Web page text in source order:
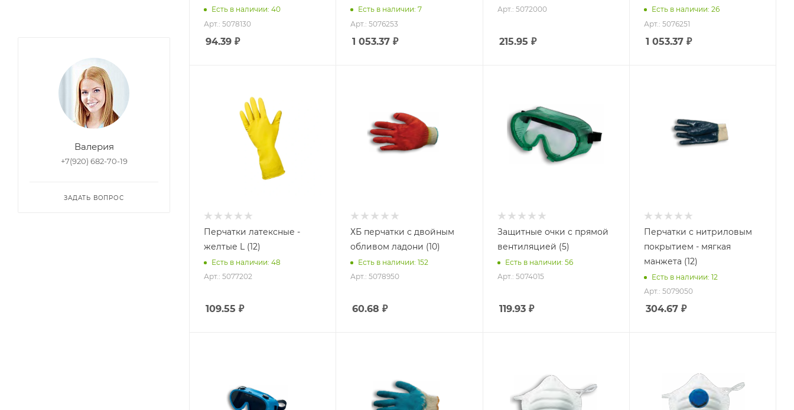
Есть в наличии: 40
Арт.: 5078130
94.39 ₽
Есть в наличии: 7
Арт.: 5076253
1 053.37 ₽
Арт.: 5072000
215.95 ₽
Есть в наличии: 26
Арт.: 5076251
1 053.37₽
Перчатки латексные -
желтые L (12)
Есть в наличии: 48
Арт.: 5077202
109.55 ₽
ХБ перчатки с двойным
обливом ладони (10)
Есть в наличии: 152
Арт.: 5078950
60.68 ₽
Защитные очки с прямой
вентиляцией (5)
Есть в наличии: 56
Арт.: 5074015
119.93₽
Перчатки с нитриловым
покрытием - мягкая
манжета (12)
Есть в наличии: 12
Арт.: 5079050
304.67₽
Валерия
+7(920) 682-70-19
ЗАДАТЬ ВОПРОС